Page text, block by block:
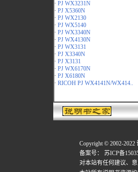
· PJ WX3231N
· PJ X5360N
· PJ WX2130
· PJ WX5140
· PJ WX3340N
· PJ WX4130N
· PJ WX3131
· PJ X3340N
· PJ X3131
· PJ WX6170N
· PJ X6180N
· RICOH PJ WX4141N/WX414..
Copyright © 2002-2022
备案号：
苏ICP备
对本站有任何建议、意